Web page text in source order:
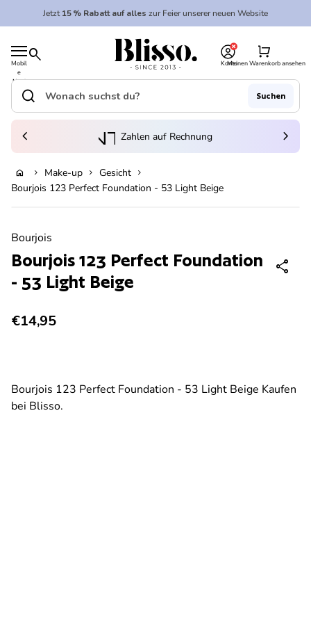
Zum Inhalt springen
Jetzt15 % Rabatt auf alles zur Feier unserer neuen Website
Mobil
e
Navi
gatio
search
Startseite
Konto
Meinen Warenkorb ansehen
shopping_cart
Startseite
Suche"
search Suchen
(Link öffnet in neuem Tab/Fenster)
Zahlen auf Rechnung
chevron_left chevron_right
home chevron_right Make-up chevron_right Gesicht chevron_right
Bourjois 123 Perfect Foundation - 53 Light Beige
Bourjois
Bourjois 123 Perfect Foundation
- 53 Light Beige
share
Regulärer Preis
€14,95
Bourjois 123 Perfect Foundation - 53 Light Beige Kaufen
bei Blisso.